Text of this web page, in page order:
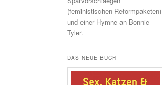
(feministischen Reformpaketen)
und einer Hymne an Bonnie
Tyler.
DAS NEUE BUCH